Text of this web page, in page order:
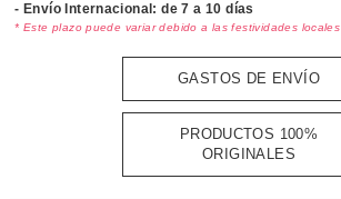
- Envío Internacional: de 7 a 10 días
* Este plazo puede variar debido a las festividades locales
GASTOS DE ENVÍO
PRODUCTOS 100%
ORIGINALES